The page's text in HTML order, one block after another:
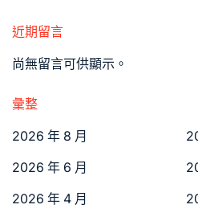
近期留言
尚無留言可供顯示。
彙整
2026 年 8 月
2026 年 6 月
2026 年 4 月